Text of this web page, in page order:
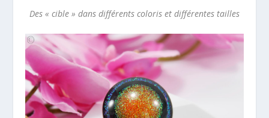
Des « cible » dans différents coloris et différentes tailles